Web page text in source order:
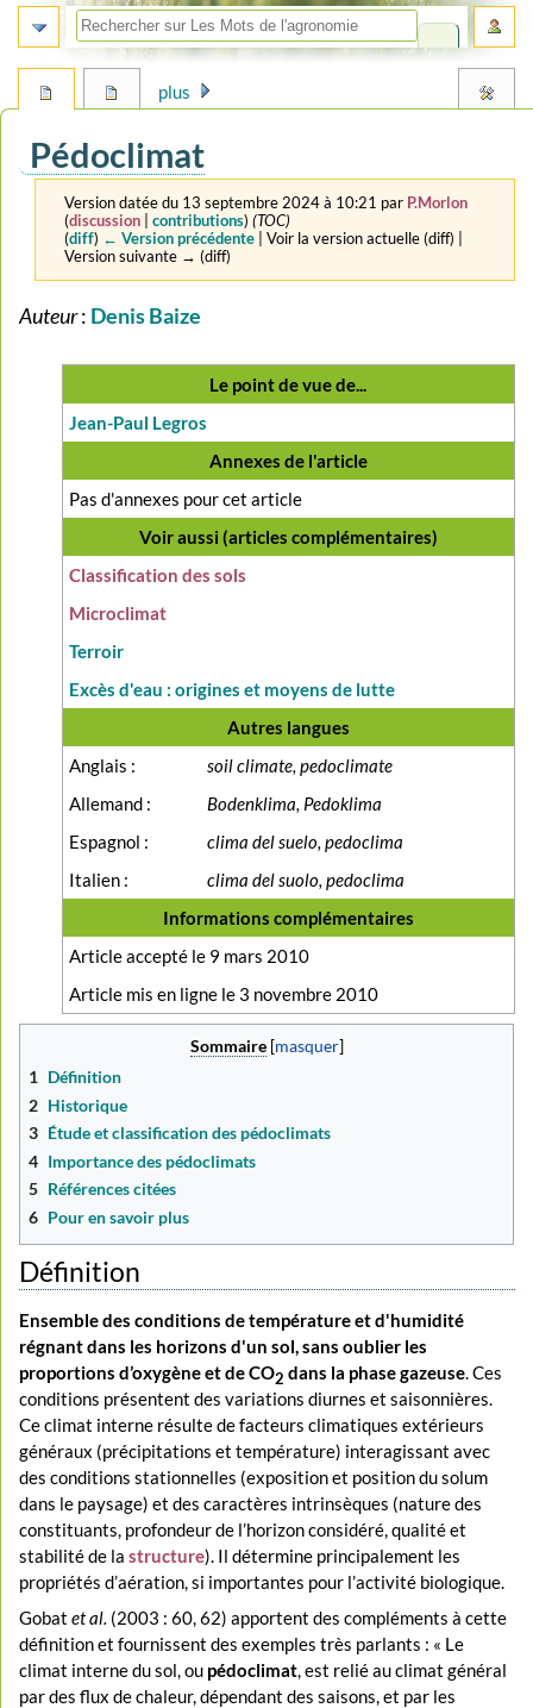
Pédoclimat
Version datée du 13 septembre 2024 à 10:21 par P.Morlon
(discussion |contributions) (TOC)
(diff) ← Version précédente | Voir la version actuelle (diff) |
Version suivante → (diff)
Aller
Aller
Auteur: Denis Baize
Le point de vue de...
Jean-Paul Legros
Annexes de l'article
Pas d'annexes pour cet article
Voir aussi (articles complémentaires)
Classification des sols
Microclimat
Terroir
Excès d'eau : origines et moyens de lutte
Autres langues
Anglais :
soil climate, pedoclimate
Allemand :
Bodenklima, Pedoklima
Espagnol :
clima del suelo, pedoclima
Italien :
clima del suolo, pedoclima
Informations complémentaires
Article accepté le 9 mars 2010
Article mis en ligne le 3 novembre 2010
Sommaire
1 Définition
2 Historique
3 Étude et classification des pédoclimats
4 Importance des pédoclimats
5 Références citées
6 Pour en savoir plus
Définition
Ensemble des conditions de température et d'humidité
régnant dans les horizons d'un sol, sans oublier les
proportions d’oxygène et de CO2 dans la phase gazeuse. Ces
conditions présentent des variations diurnes et saisonnières.
Ce climat interne résulte de facteurs climatiques extérieurs
généraux (précipitations et température) interagissant avec
des conditions stationnelles (exposition et position du solum
dans le paysage) et des caractères intrinsèques (nature des
constituants, profondeur de l’horizon considéré, qualité et
stabilité de lastructure). Il détermine principalement les
propriétés d’aération, si importantes pour l’activité biologique.
Gobatet al. (2003 : 60, 62) apportent des compléments à cette
définition et fournissent des exemples très parlants : « Le
climat interne du sol, ou pédoclimat, est relié au climat général
par des flux de chaleur, dépendant des saisons, et par les
plus